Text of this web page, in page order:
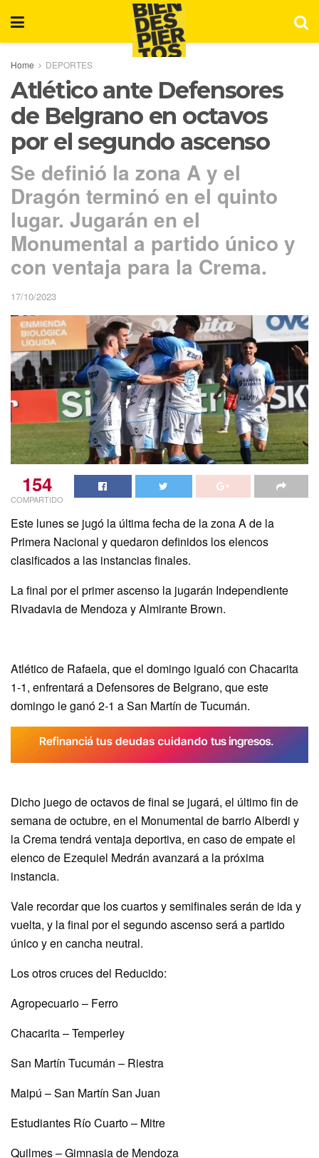
Home DEPORTES
Atlético ante Defensores
de Belgrano en octavos
por el segundo ascenso
Se definió la zona A y el
Dragón terminó en el quinto
lugar. Jugarán en el
Monumental a partido único y
con ventaja para la Crema.
17/10/2023
154
COMPARTIDO
Este lunes se jugó la última fecha de la zona A de la
Primera Nacional y quedaron definidos los elencos
clasificados a las instancias finales.
La final por el primer ascenso la jugarán Independiente
Rivadavia de Mendoza y Almirante Brown.
Atlético de Rafaela, que el domingo igualó con Chacarita
1-1, enfrentará a Defensores de Belgrano, que este
domingo le ganó 2-1 a San Martín de Tucumán.
Dicho juego de octavos de final se jugará, el último fin de
semana de octubre, en el Monumental de barrio Alberdi y
la Crema tendrá ventaja deportiva, en caso de empate el
elenco de Ezequiel Medrán avanzará a la próxima
instancia.
Vale recordar que los cuartos y semifinales serán de ida y
vuelta, y la final por el segundo ascenso será a partido
único y en cancha neutral.
Los otros cruces del Reducido:
Agropecuario – Ferro
Chacarita – Temperley
San Martín Tucumán – Riestra
Maipú – San Martín San Juan
Estudiantes Río Cuarto – Mitre
Quilmes – Gimnasia de Mendoza